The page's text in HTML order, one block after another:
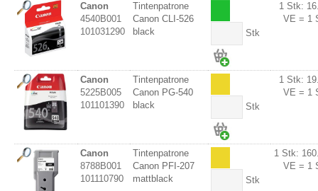
Canon
4540B001
101031290
Tintenpatrone
Canon CLI-526
black
Stk
1 Stk:
VE = 1
Canon
5225B005
101101390
Tintenpatrone
Canon PG-540
black
Stk
1 Stk:
VE = 1
Canon
8788B001
101110790
Tintenpatrone
Canon PFI-207
mattblack
Stk
1 Stk:
VE = 1